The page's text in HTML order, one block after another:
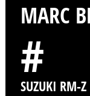
MARC
#
SUZUKI RM-Z